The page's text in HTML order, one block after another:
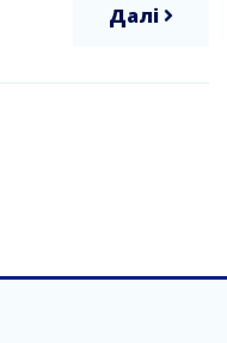
Далі